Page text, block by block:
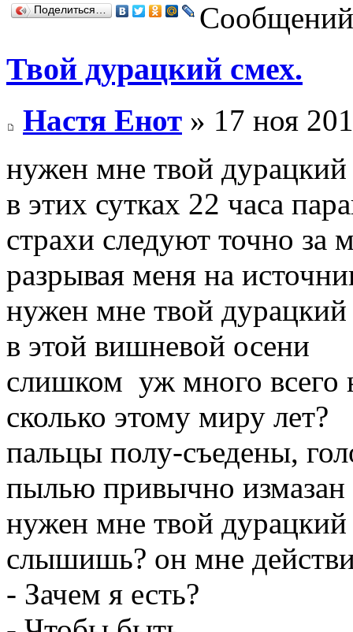
Поделиться…
Твой дурацкий смех.
Настя Енот » 17 ноя
нужен мне твой
в этих сутках 22 часа
страхи следуют точно за
разрывая меня на
нужен мне твой
в этой вишневой осени
слишком уж много всего
сколько этому миру лет?
пальцы полу-съедены,
пылью привычно
нужен мне твой
слышишь? он мне
- Зачем я есть?